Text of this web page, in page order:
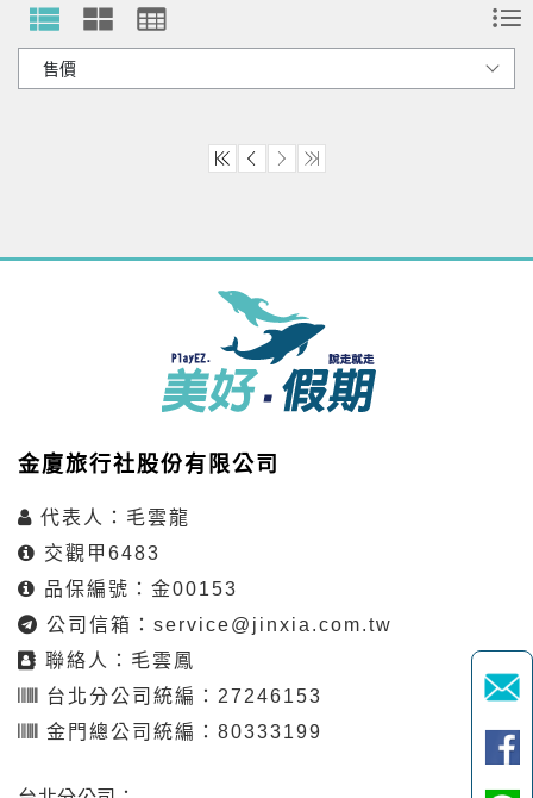
金廈旅行社股份有限公司
代表人：毛雲龍
交觀甲6483
品保編號：金00153
公司信箱： service@jinxia.com.tw
聯絡人：毛雲鳳
台北分公司統編：27246153
金門總公司統編：80333199